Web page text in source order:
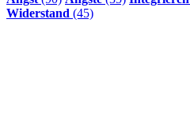
Widerstand (45)